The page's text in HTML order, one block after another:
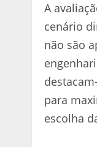
A
cenário
não são
para
escolha